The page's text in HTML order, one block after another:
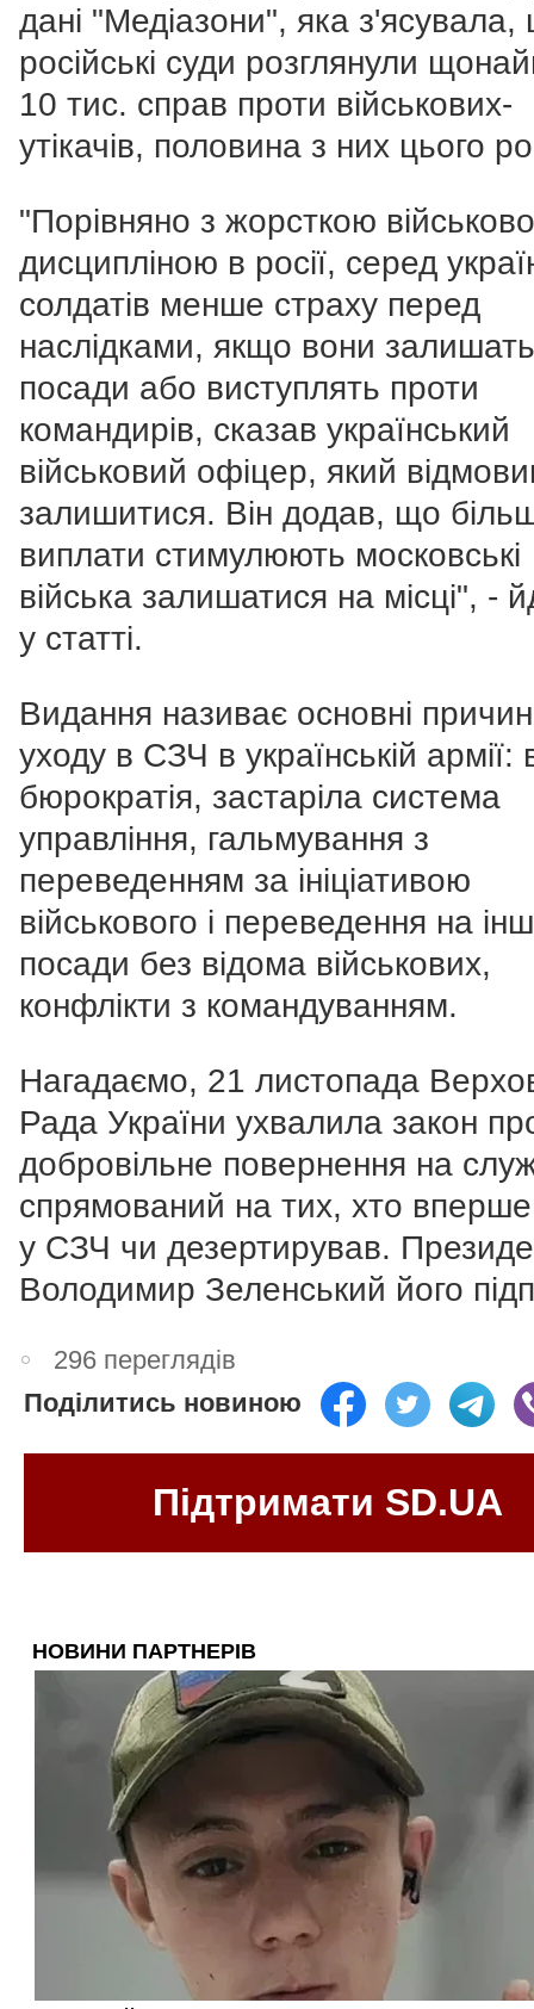
дані "Медіазони", яка
російські суди розглянули
10 тис. справ проти військових-
утікачів, половина з них цього
"Порівняно з жорсткою
дисципліною в росії, серед
солдатів менше страху перед
наслідками, якщо вони
посади або виступлять проти
командирів, сказав український
військовий офіцер, який
залишитися. Він додав, що
виплати стимулюють московські
війська залишатися на місці", -
у статті.
Видання називає основні
уходу в СЗЧ в українській армії:
бюрократія, застаріла система
управління, гальмування з
переведенням за ініціативою
військового і переведення на
посади без відома військових,
конфлікти з командуванням.
Нагадаємо, 21 листопада
Рада України ухвалила закон
добровільне повернення на
спрямований на тих, хто
у СЗЧ чи дезертирував.
Володимир Зеленський його
296 переглядів
Поділитись новиною
Підтримати SD.UA